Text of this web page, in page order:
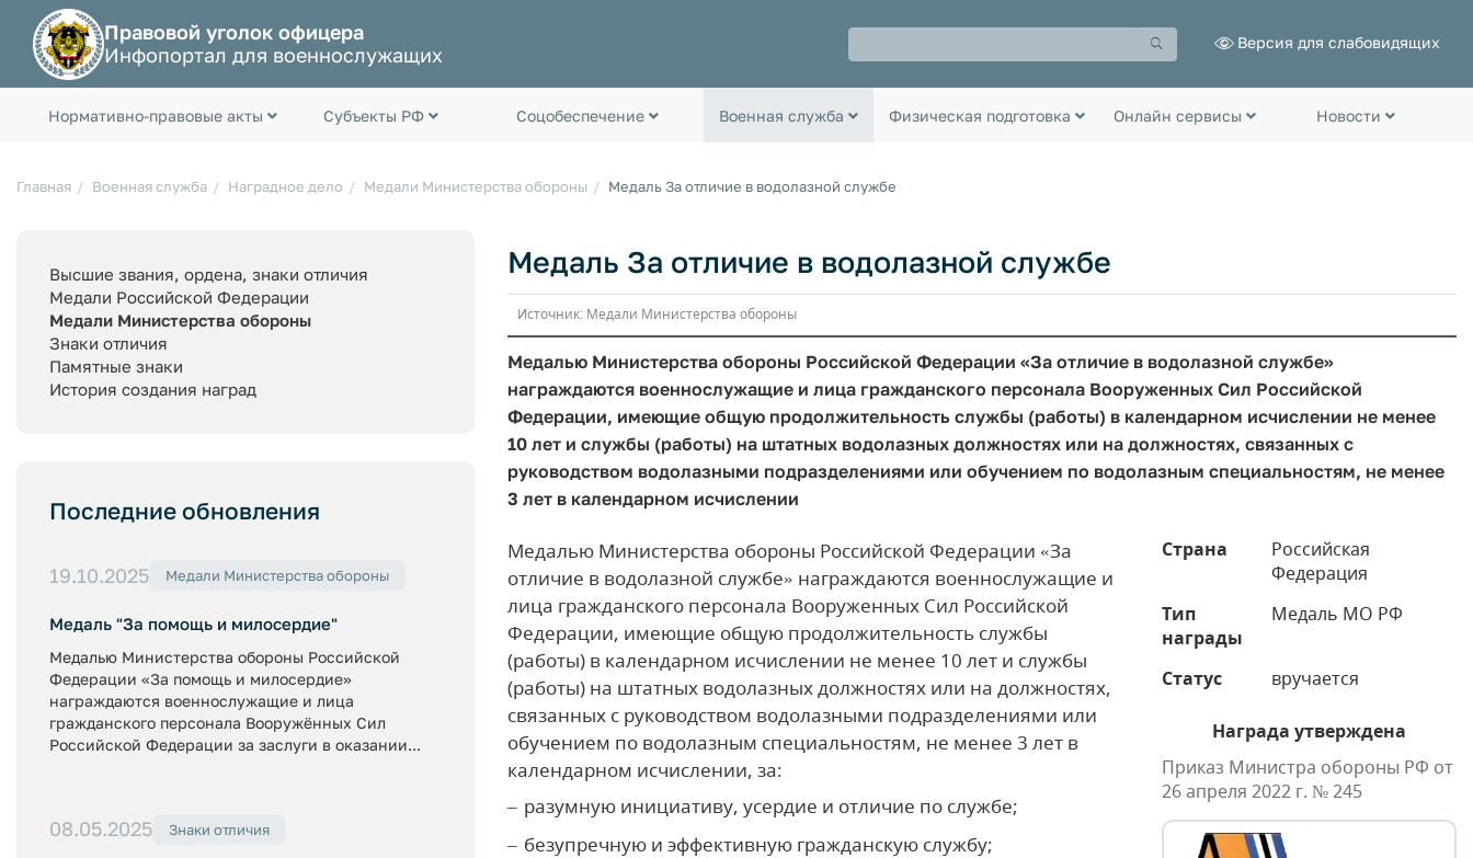
Правовой уголок офицера
Инфопортал для военнослужащих
Версия для слабовидящих
Нормативно-правовые акты Субъекты РФ Соцобеспечение Военная служба Физическая подготовка Онлайн сервисы Новости
Главная Военная служба Наградное дело Медали Министерства обороны Медаль За отличие в водолазной службе
Высшие звания, ордена, знаки отличия
Медали Российской Федерации
Медали Министерства обороны
Знаки отличия
Памятные знаки
История создания наград
Последние обновления
19.10.2025 Медали Министерства обороны
Медаль "За помощь и милосердие"
Медалью Министерства обороны Российской
Федерации «За помощь и милосердие»
награждаются военнослужащие и лица
гражданского персонала Вооружённых Сил
Российской Федерации за заслуги в оказании...
08.05.2025 Знаки отличия
Медаль За отличие в водолазной службе
Источник: Медали Министерства обороны
Медалью Министерства обороны Российской Федерации «За отличие в водолазной службе»
награждаются военнослужащие и лица гражданского персонала Вооруженных Сил Российской
Федерации, имеющие общую продолжительность службы (работы) в календарном исчислении не менее
10 лет и службы (работы) на штатных водолазных должностях или на должностях, связанных с
руководством водолазными подразделениями или обучением по водолазным специальностям, не менее
3 лет в календарном исчислении
Медалью Министерства обороны Российской Федерации «За
отличие в водолазной службе» награждаются военнослужащие и
лица гражданского персонала Вооруженных Сил Российской
Федерации, имеющие общую продолжительность службы
(работы) в календарном исчислении не менее 10 лет и службы
(работы) на штатных водолазных должностях или на должностях,
связанных с руководством водолазными подразделениями или
обучением по водолазным специальностям, не менее 3 лет в
календарном исчислении, за:
разумную инициативу, усердие и отличие по службе;
безупречную и эффективную гражданскую службу;
Страна
Российская
Федерация
Тип
награды
Медаль МО РФ
Статус вручается
Награда утверждена
Приказ Министра обороны РФ от
26 апреля 2022 г. № 245